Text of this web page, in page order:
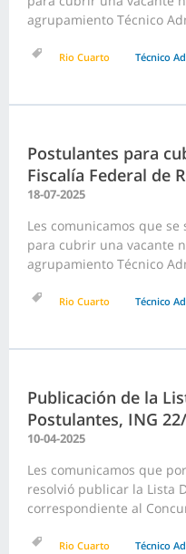
agrupamiento Técnico
Rio Cuarto Técnico
Postulantes para
Fiscalía Federal de
18-07-2025
Les comunicamos que
para cubrir una vacante
agrupamiento Técnico
Rio Cuarto Técnico
Publicación de la
Postulantes, ING
10-04-2025
Les comunicamos que
resolvió publicar la Lista
correspondiente al
Rio Cuarto Técnico